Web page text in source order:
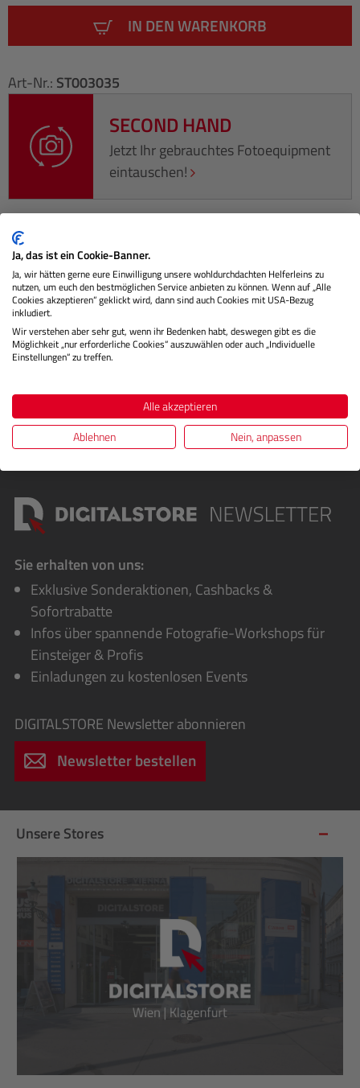
IN DEN WARENKORB
Art-Nr.: ST003035
SECOND HAND
Jetzt Ihr gebrauchtes Fotoequipment
eintauschen!
Beschreibung
Dieses hochwertige Reisestativ von SIRUI bietet trotz
seiner kompakten Bauweise sicheren Halt für Ihre
Kompakt- oder Systemk…Mehr
Sie erhalten von uns:
Exklusive Sonderaktionen, Cashbacks &
Sofortrabatte
Infos über spannende Fotografie-Workshops für
Einsteiger & Profis
Einladungen zu kostenlosen Events
DIGITALSTORE Newsletter abonnieren
Newsletter bestellen
Unsere Stores
Ja, das ist ein Cookie-Banner.
Ja, wir hätten gerne eure Einwilligung unsere wohldurchdachten Helferleins zu
nutzen, um euch den bestmöglichen Service anbieten zu können. Wenn auf „Alle
Cookies akzeptieren“ geklickt wird, dann sind auch Cookies mit USA-Bezug
inkludiert.
Wir verstehen aber sehr gut, wenn ihr Bedenken habt, deswegen gibt es die
Möglichkeit „nur erforderliche Cookies“ auszuwählen oder auch „Individuelle
Einstellungen“ zu treffen.
Alle akzeptieren
Ablehnen
Nein, anpassen